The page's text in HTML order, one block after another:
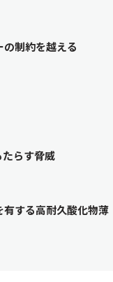
制約を越える
らす脅威
する高耐久酸化物薄